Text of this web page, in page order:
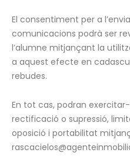
El consentiment per a
comunicacions podrà ser
l’alumne mitjançant la
a aquest efecte en
rebudes.
En tot cas, podran
rectificació o supressió,
oposició i portabilitat